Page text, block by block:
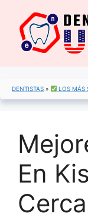
contenido
DENTISTAS » LOS MÁS
En